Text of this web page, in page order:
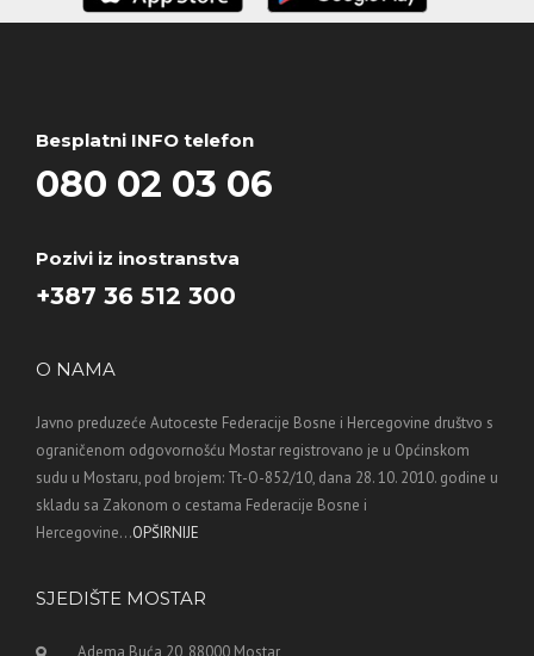
Besplatni INFO telefon
080 02 03 06
Pozivi iz inostranstva
+387 36 512 300
O NAMA
Javno preduzeće Autoceste Federacije Bosne i Hercegovine društvo s
ograničenom odgovornošću Mostar registrovano je u Općinskom
sudu u Mostaru, pod brojem: Tt-O-852/10, dana 28. 10. 2010. godine u
skladu sa Zakonom o cestama Federacije Bosne i
Hercegovine...OPŠIRNIJE
SJEDIŠTE MOSTAR
Adema Buća 20, 88000 Mostar,